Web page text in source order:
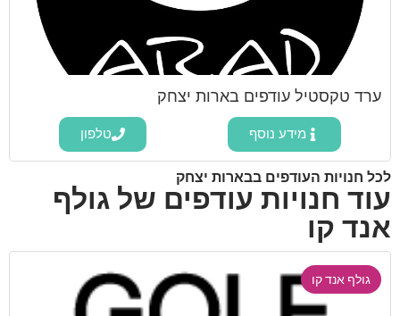
ערד טקסטיל עודפים בארות יצחק
מידע נוסף טלפון
לכל חנויות העודפים בבארות יצחק
עוד חנויות עודפים של גולף
אנד קו
גולף אנד קו